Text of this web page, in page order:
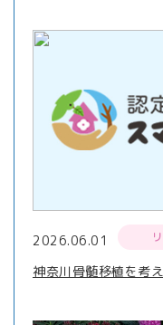
2026.06.01
神奈川骨髄移植を考